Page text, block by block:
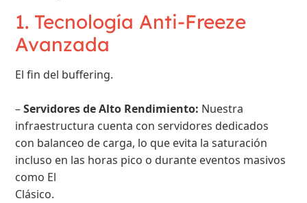
1. Tecnología Anti-Freeze
Avanzada
El fin del buffering.
–Servidores de Alto Rendimiento: Nuestra
infraestructura cuenta con servidores dedicados
con balanceo de carga, lo que evita la saturación
incluso en las horas pico o durante eventos masivos
como El
Clásico.